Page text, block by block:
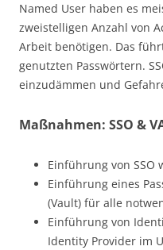
Named User haben es
zweistelligen Anzahl von
Arbeit benötigen. Das
genutzten Passwörtern.
einzudämmen und
Maßnahmen: SSO &
Einführung von SSO
Einführung eines
(Vault) für alle
Einführung von
Identity Provider im